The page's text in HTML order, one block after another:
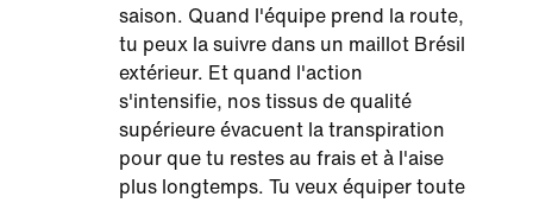
saison. Quand l'équipe prend la route,
tu peux la suivre dans un maillot Brésil
extérieur. Et quand l'action
s'intensifie, nos tissus de qualité
supérieure évacuent la transpiration
pour que tu restes au frais et à l'aise
plus longtemps. Tu veux équiper toute